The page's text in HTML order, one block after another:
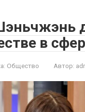
в
Общество Автор: